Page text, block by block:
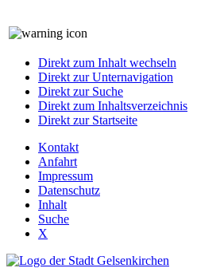
Direkt zum Inhalt wechseln
Direkt zur Unternavigation
Direkt zur Suche
Direkt zum Inhaltsverzeichnis
Direkt zur Startseite
Kontakt
Anfahrt
Impressum
Datenschutz
Inhalt
Suche
X